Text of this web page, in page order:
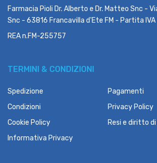
Farmacia Pioli Dr. Alberto e Dr. Matteo Snc -
Snc - 63816 Francavilla d'Ete FM - Partita
REA n.FM-255757
TERMINI & CONDIZIONI
Spedizione
Pagamenti
Condizioni
Privacy Policy
Cookie Policy
Resi e diritto
Informativa Privacy